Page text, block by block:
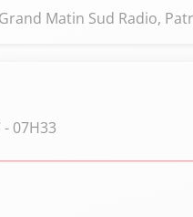
Matin Sud Radio,
- 07H33